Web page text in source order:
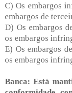
C) Os embargos
embargos de
D) Os embargos
os embargos
E) Os embargos
os embargos
Banca: Está